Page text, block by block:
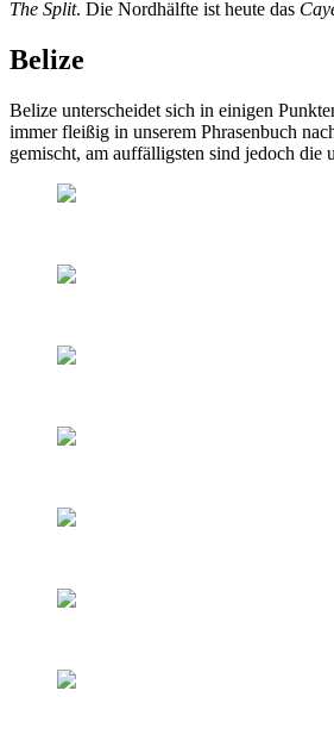
The Split. Die Nordhälfte ist heute das
Belize
Belize unterscheidet sich in einigen
immer fleißig in unserem Phrasenbuch
gemischt, am auffälligsten sind jedoch die